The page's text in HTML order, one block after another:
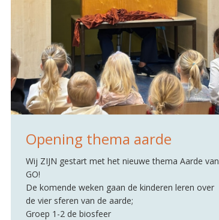
Opening thema aarde
Wij ZIJN gestart met het nieuwe thema Aarde van
GO!
De komende weken gaan de kinderen leren over
de vier sferen van de aarde;
Groep 1-2 de biosfeer